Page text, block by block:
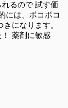
るので 試す価
には、ボコボコ
になります。
薬剤に敏感